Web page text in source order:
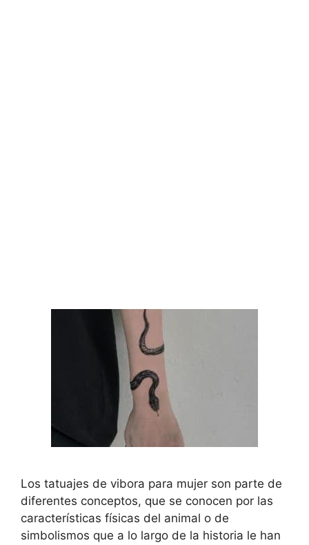
Los tatuajes de vibora para mujer son parte de
diferentes conceptos, que se conocen por las
características físicas del animal o de
simbolismos que a lo largo de la historia le han